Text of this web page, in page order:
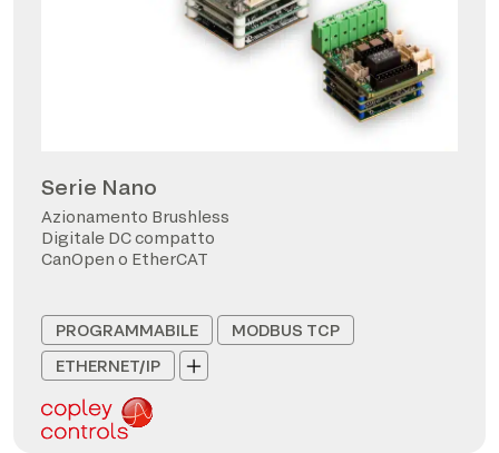
Serie Nano
Azionamento Brushless
Digitale DC compatto
CanOpen o EtherCAT
PROGRAMMABILE
MODBUS TCP
ETHERNET/IP